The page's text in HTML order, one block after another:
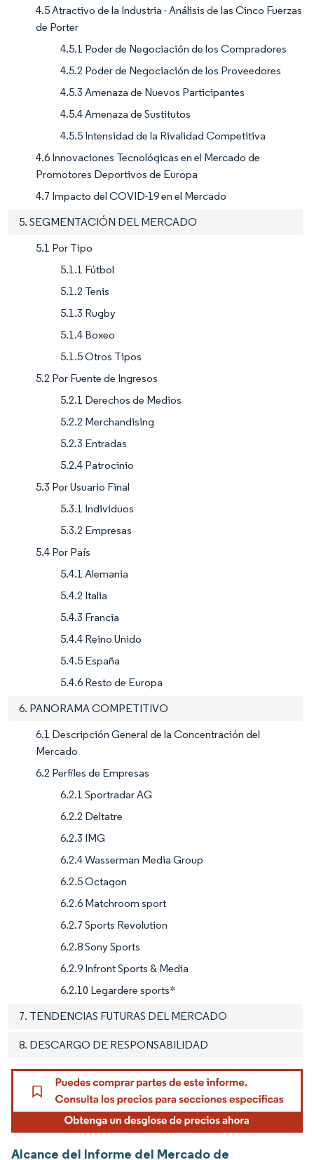
4.5 Atractivo de la Industria - Análisis de las Cinco Fuerzas
de Porter
4.5.1 Poder de Negociación de los Compradores
4.5.2 Poder de Negociación de los Proveedores
4.5.3 Amenaza de Nuevos Participantes
4.5.4 Amenaza de Sustitutos
4.5.5 Intensidad de la Rivalidad Competitiva
4.6 Innovaciones Tecnológicas en el Mercado de
Promotores Deportivos de Europa
4.7 Impacto del COVID-19 en el Mercado
5. SEGMENTACIÓN DEL MERCADO
5.1 Por Tipo
5.1.1 Fútbol
5.1.2 Tenis
5.1.3 Rugby
5.1.4 Boxeo
5.1.5 Otros Tipos
5.2 Por Fuente de Ingresos
5.2.1 Derechos de Medios
5.2.2 Merchandising
5.2.3 Entradas
5.2.4 Patrocinio
5.3 Por Usuario Final
5.3.1 Individuos
5.3.2 Empresas
5.4 Por País
5.4.1 Alemania
5.4.2 Italia
5.4.3 Francia
5.4.4 Reino Unido
5.4.5 España
5.4.6 Resto de Europa
6. PANORAMA COMPETITIVO
6.1 Descripción General de la Concentración del
Mercado
6.2 Perfiles de Empresas
6.2.1 Sportradar AG
6.2.2 Deltatre
6.2.3 IMG
6.2.4 Wasserman Media Group
6.2.5 Octagon
6.2.6 Matchroom sport
6.2.7 Sports Revolution
6.2.8 Sony Sports
6.2.9 Infront Sports & Media
6.2.10 Legardere sports*
7. TENDENCIAS FUTURAS DEL MERCADO
8. DESCARGO DE RESPONSABILIDAD
Alcance del Informe del Mercado de